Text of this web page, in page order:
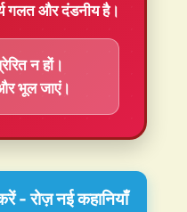
गलत और दंडनीय है।
न हों।
भूल जाएं।
- रोज़ नई कहानियाँ